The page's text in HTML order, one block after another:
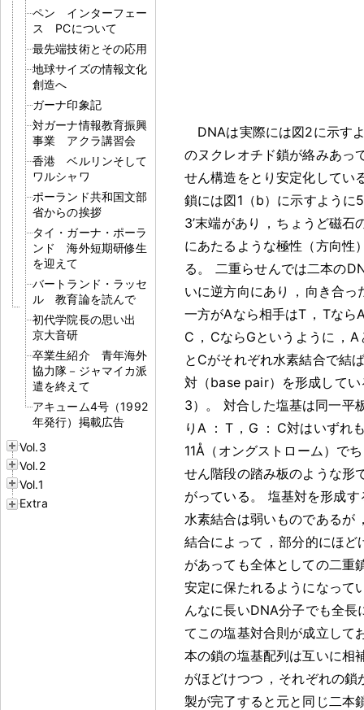
ペン インターフェー
ス PCについて
最先端技術とその応用
地球サイズの情報文化
創造へ
ガーナ印象記
対ガーナ情報教育振興
事業 アクラ講習会
香港 ベルリンそして
ワルシャワ
ポーランド共和国文部
省からの挨拶
タイ・ガーナ・ポーラ
ンド 海外短期研修生
を迎えて
バートランド・ラッセ
ル 教育論を読んで
初代学院長の思い出
京大音研
卒業生紹介 青年海外
協力隊－ジャマイカ派
遣を終えて
アキューム4号（1992
年発行）掲載広告
Vol.3
Vol.2
Vol.1
Extra
DNAは実際には図2に示す
のヌクレオチド鎖が絡みあっ
せん構造をとり安定化してい
鎖には図1（b）に示すように
3’末端があり
， ちょうど磁石
にあたるような極性（方向性
る 。
二重らせんでは二本の
いに逆方向にあり
， 向き合っ
一方がAなら相手はT ， Tなら
C ， CならGというように ， A
とCがそれぞれ水素結合で結
対（base pair）を形成してい
3） 。
対合した塩基は同一平
りA ： T ， G ： C対はいずれ
11Å（オングストローム）で
せん階段の踏み板のような形
がっている 。
塩基対を形成す
水素結合は弱いものであるが
結合によって ， 部分的にほど
があっても全体としての二重
安定に保たれるようになって
んなに長いDNA分子でも全長
てこの塩基対合則が成立して
本の鎖の塩基配列は互いに相
がほどけつつ ， それぞれの鎖
製が完了すると元と同じ二本